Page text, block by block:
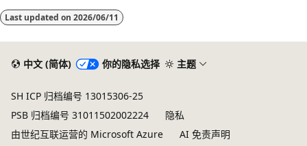
Last updated on 2026/06/11
中文 (简体) 你的隐私选择 主题
SH ICP 归档编号 13015306-25
PSB 归档编号 31011502002224
隐私
由世纪互联运营的 Microsoft Azure
AI 免责声明